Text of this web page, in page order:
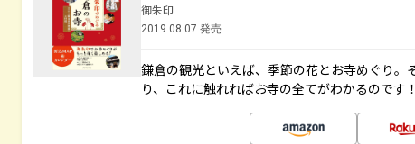
御朱印
2019.08.07 発売
鎌倉の観光といえば、季節の花とお寺めぐり
り、これに触れればお寺の全てがわかるのです！